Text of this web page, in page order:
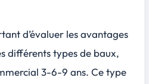
d’évaluer les avantages
différents types de baux,
3-6-9 ans. Ce type